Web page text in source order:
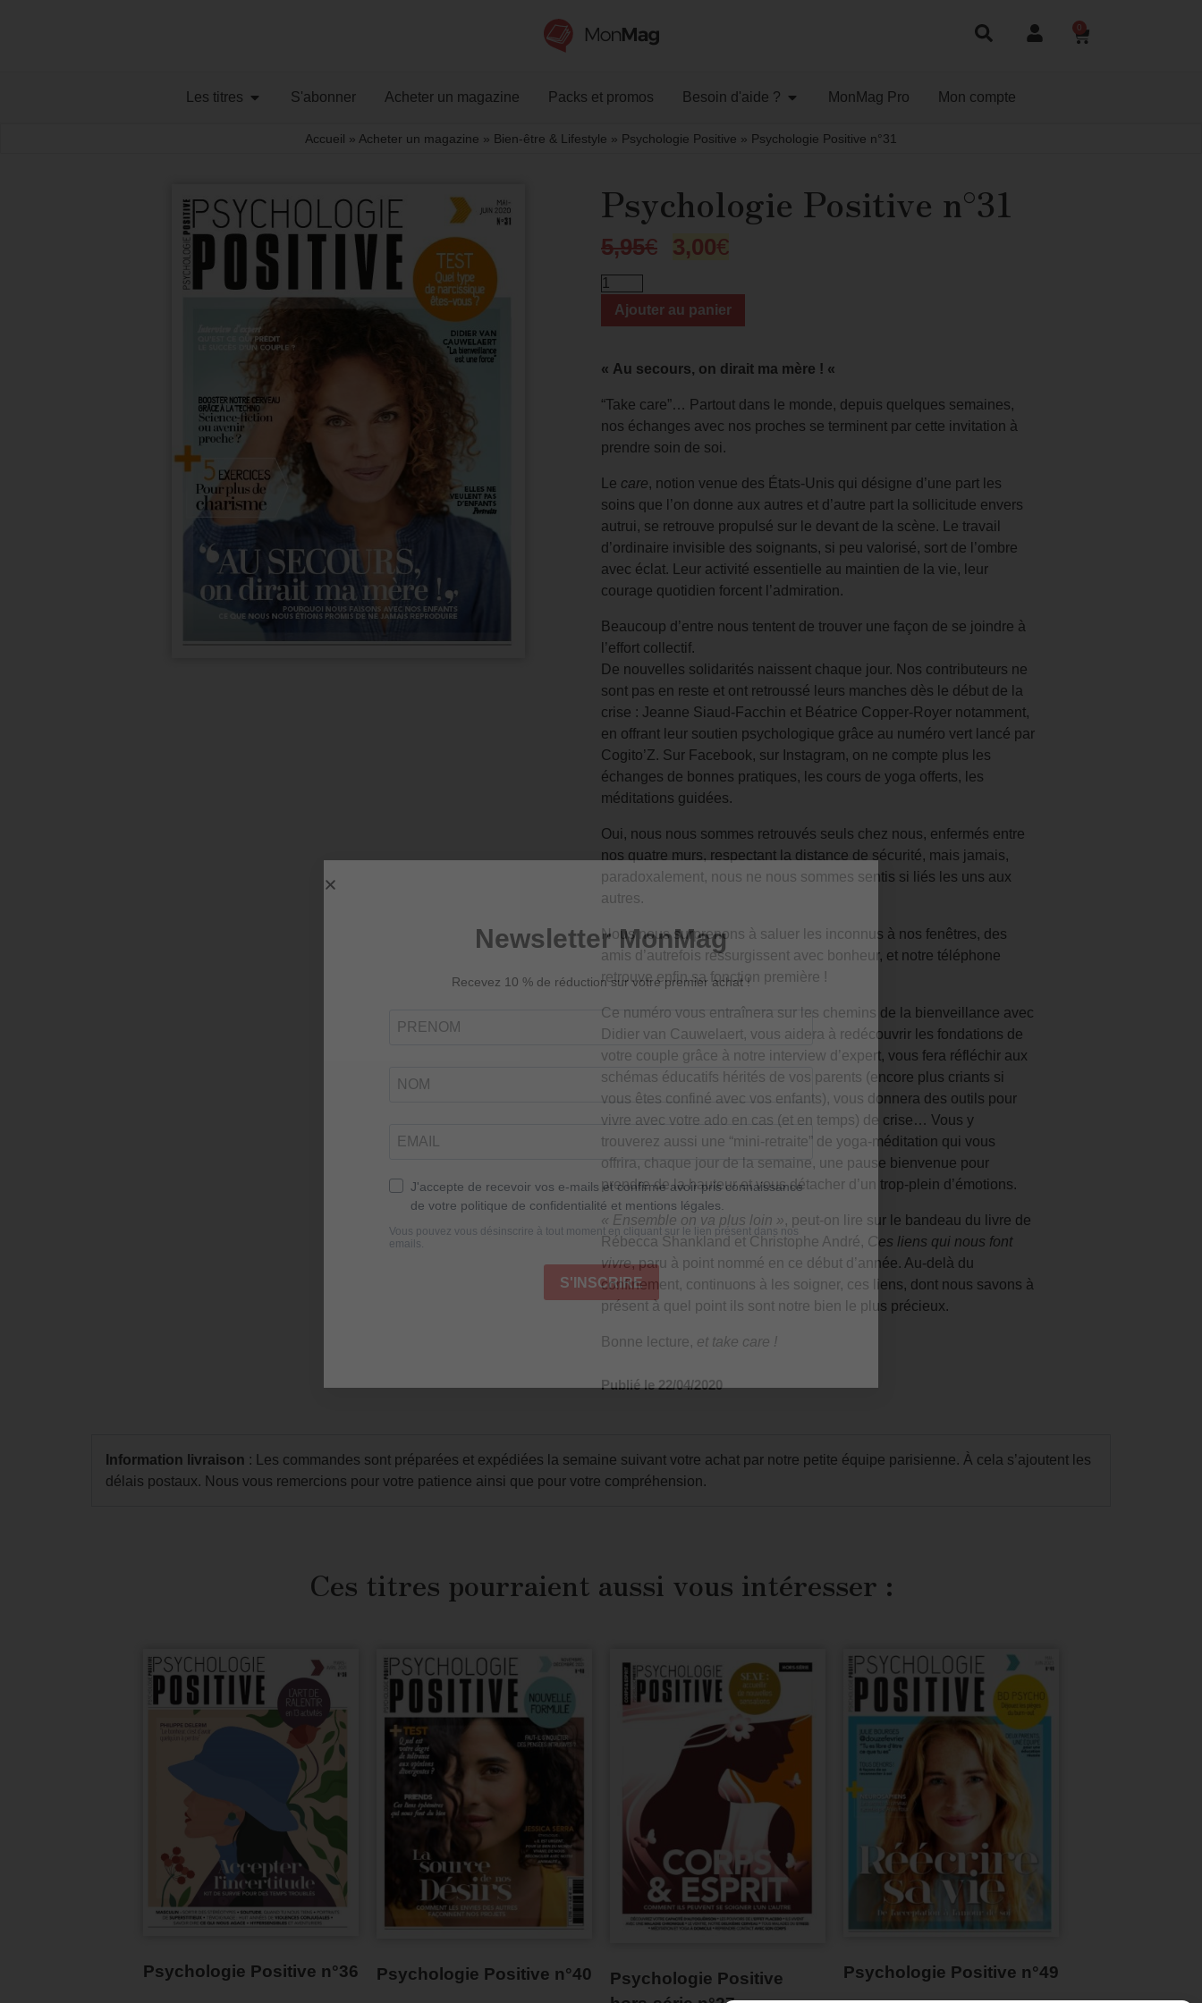
0
Les titres S'abonner Acheter un magazine Packs et promos Besoin d'aide ? MonMag Pro Mon compte
Accueil » Acheter un magazine » Bien-être & Lifestyle » Psychologie Positive » Psychologie Positive n°31
Psychologie Positive n°31
5,95€ 3,00€
Ajouter au panier
« Au secours, on dirait ma mère ! «
“Take care”… Partout dans le monde, depuis quelques semaines,
nos échanges avec nos proches se terminent par cette invitation à
prendre soin de soi.
Le care, notion venue des États-Unis qui désigne d’une part les
soins que l’on donne aux autres et d’autre part la sollicitude envers
autrui, se retrouve propulsé sur le devant de la scène. Le travail
d’ordinaire invisible des soignants, si peu valorisé, sort de l’ombre
avec éclat. Leur activité essentielle au maintien de la vie, leur
courage quotidien forcent l’admiration.
Beaucoup d’entre nous tentent de trouver une façon de se joindre à
l’effort collectif.
De nouvelles solidarités naissent chaque jour. Nos contributeurs ne
sont pas en reste et ont retroussé leurs manches dès le début de la
crise : Jeanne Siaud-Facchin et Béatrice Copper-Royer notamment,
en offrant leur soutien psychologique grâce au numéro vert lancé par
Cogito’Z. Sur Facebook, sur Instagram, on ne compte plus les
échanges de bonnes pratiques, les cours de yoga offerts, les
méditations guidées.
Oui, nous nous sommes retrouvés seuls chez nous, enfermés entre
nos quatre murs, respectant la distance de sécurité, mais jamais,
paradoxalement, nous ne nous sommes sentis si liés les uns aux
autres.
Nous nous surprenons à saluer les inconnus à nos fenêtres, des
amis d’autrefois ressurgissent avec bonheur, et notre téléphone
retrouve enfin sa fonction première !
Ce numéro vous entraînera sur les chemins de la bienveillance avec
Didier van Cauwelaert, vous aidera à redécouvrir les fondations de
votre couple grâce à notre interview d’expert, vous fera réfléchir aux
schémas éducatifs hérités de vos parents (encore plus criants si
vous êtes confiné avec vos enfants), vous donnera des outils pour
vivre avec votre ado en cas (et en temps) de crise… Vous y
trouverez aussi une “mini-retraite” de yoga-méditation qui vous
offrira, chaque jour de la semaine, une pause bienvenue pour
prendre de la hauteur et vous détacher d’un trop-plein d’émotions.
« Ensemble on va plus loin », peut-on lire sur le bandeau du livre de
Rébecca Shankland et Christophe André, Ces liens qui nous font
vivre, paru à point nommé en ce début d’année. Au-delà du
confinement, continuons à les soigner, ces liens, dont nous savons à
présent à quel point ils sont notre bien le plus précieux.
Bonne lecture, et take care !
Publié le 22/04/2020
Information livraison : Les commandes sont préparées et expédiées la semaine suivant votre achat par notre petite équipe parisienne. À cela s’ajoutent les
délais postaux. Nous vous remercions pour votre patience ainsi que pour votre compréhension.
Ces titres pourraient aussi vous intéresser :
Psychologie Positive n°36 Psychologie Positive n°40
Psychologie Positive
Psychologie Positive n°49